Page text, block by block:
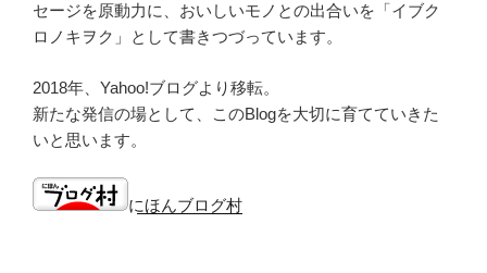
セージを原動力に、おいしいモノとの出合いを「イブク
ロノキヲク」として書きつづっています。
2018年、Yahoo!ブログより移転。
新たな発信の場として、このBlogを大切に育てていきた
いと思います。
にほんブログ村